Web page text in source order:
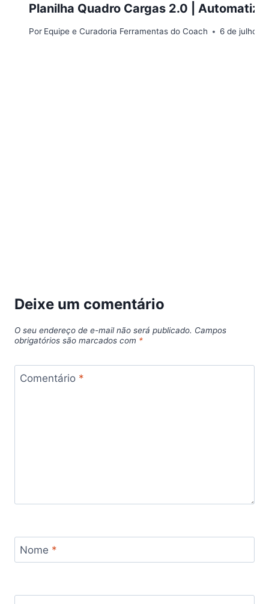
Planilha Quadro Cargas 2.0 |
Por Equipe e Curadoria Ferramentas do Coach 6 de julho
Deixe um comentário
O seu endereço de e-mail não será publicado. Campos
obrigatórios são marcados com *
Comentário *
Nome *